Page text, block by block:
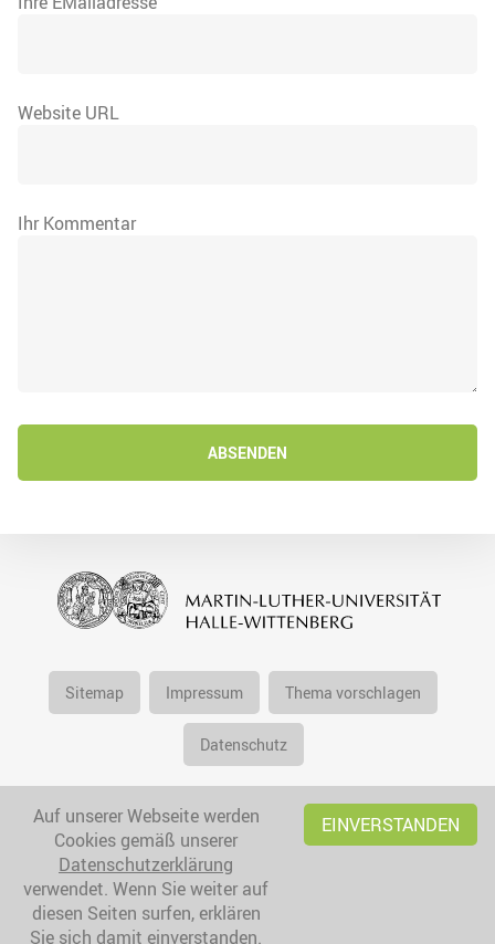
Website URL
Ihr Kommentar
ABSENDEN
Sitemap Impressum Thema vorschlagen
Datenschutz
Auf unserer Webseite werden
Cookies gemäß unserer
Datenschutzerklärung
verwendet. Wenn Sie weiter auf
diesen Seiten surfen, erklären
Sie sich damit einverstanden.
EINVERSTANDEN